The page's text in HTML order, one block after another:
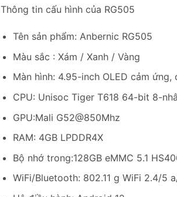
Thông tin cấu hình của RG505
Tên sản phẩm: Anbernic RG505
Màu sắc : Xám / Xanh / Vàng
Màn hình: 4.95-inch OLED cảm
CPU: Unisoc Tiger T618 64-bit 8-
GPU:Mali G52@850Mhz
RAM: 4GB LPDDR4X
Bộ nhớ trong:128GB eMMC 5.1
WiFi/Bluetooth: 802.11 g WiFi 2.4/5